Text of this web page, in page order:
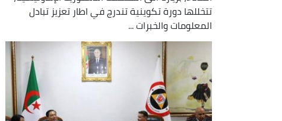
تتخللها دورة تكوينية تندرج في اطار تعزيز تبادل
المعلومات والخبرات ...